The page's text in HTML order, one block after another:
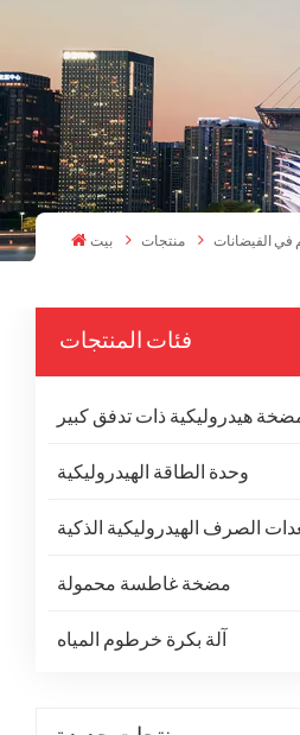
بيت منتجات في الفيضانات
فئات المنتجات
هيدروليكية ذات تدفق كبير
وحدة الطاقة الهيدروليكية
الصرف الهيدروليكية الذكية
مضخة غاطسة محمولة
آلة بكرة خرطوم المياه